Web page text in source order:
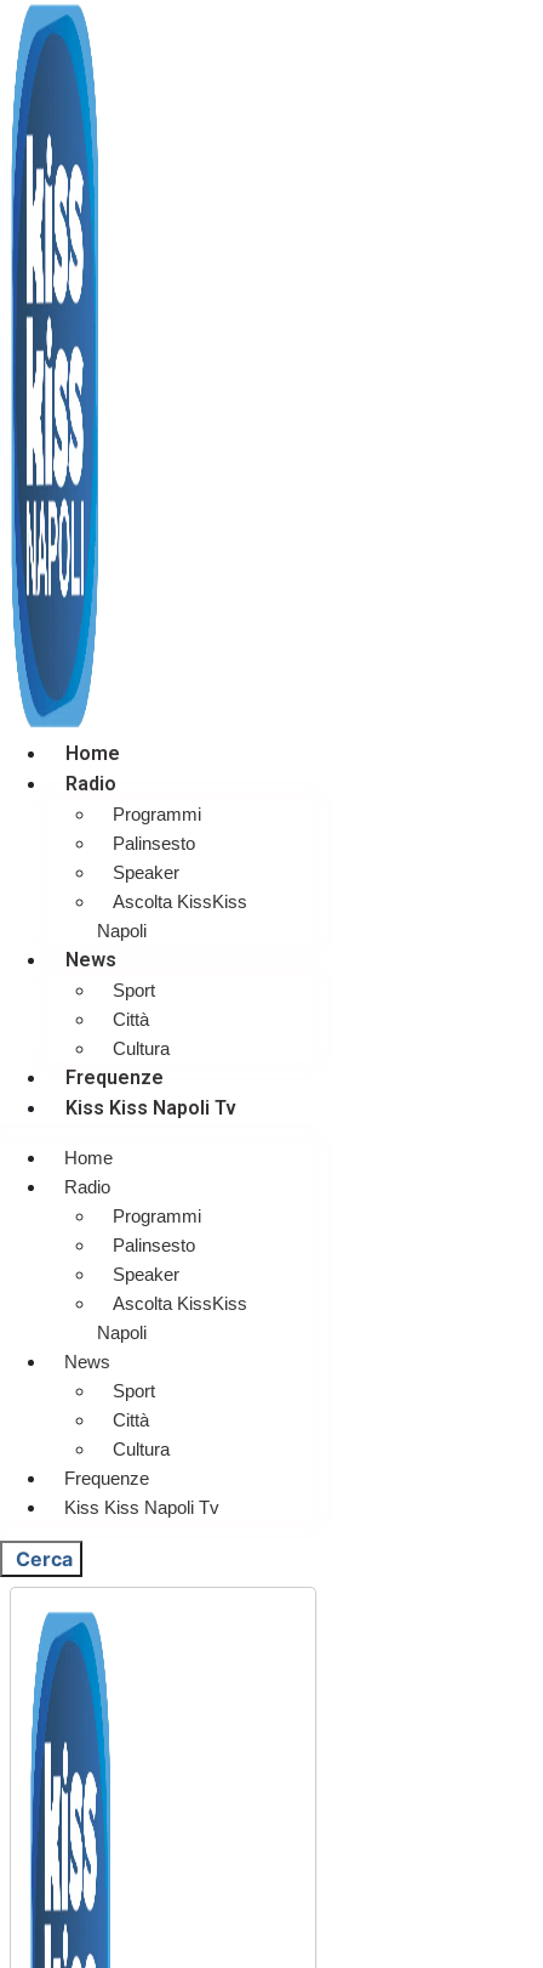
Home
Radio
Programmi
Palinsesto
Speaker
Ascolta KissKiss
Napoli
News
Sport
Città
Cultura
Frequenze
Kiss Kiss Napoli Tv
Home
Radio
Programmi
Palinsesto
Speaker
Ascolta KissKiss
Napoli
News
Sport
Città
Cultura
Frequenze
Kiss Kiss Napoli Tv
Cerca